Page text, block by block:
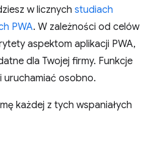
w licznych studiach
PWA. W zależności od celów
aspektom aplikacji PWA,
dla Twojej firmy. Funkcje
uruchamiać osobno.
każdej z tych wspaniałych